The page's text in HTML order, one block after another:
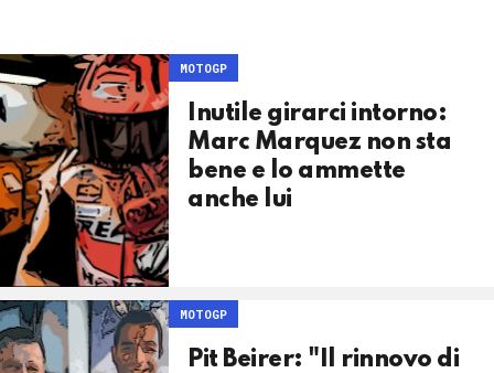
MOTOGP
Inutile girarci intorno:
Marc Marquez non sta
bene e lo ammette
anche lui
MOTOGP
Pit Beirer: "Il rinnovo di